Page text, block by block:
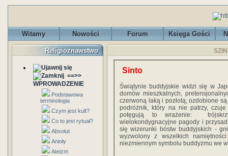
Witamy Nowości Forum Księga Gości
Religioznawstwo
==>>
WPROWADZENIE
Podstawowa
terminologia
Czym jest kult?
Co to jest rytuał?
Absolut
Anioły
Ateizm
Sinto
Świątynie buddyjskie widzi się w
domów mieszkalnych,
czerwoną laką i pozłotą, ozdobione
podróżnik, który na nie patrzy,
potęgują to wrażenie:
wielokondygnacyjne pagody i
się wizerunki bóstw buddyjskich -
wyzwolony z wszelkich
niezmiennym symbolu buddyzmu we